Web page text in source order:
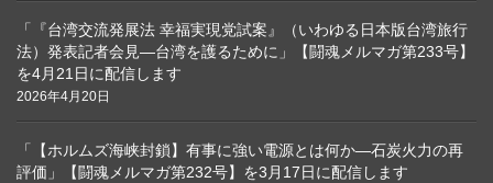
「『台湾交流発展法 幸福実現党試案』（いわゆる日本版台湾旅行
法）発表記者会見―台湾を護るために」【闘魂メルマガ第233号】
を4月21日に配信します
2026年4月20日
「【ホルムズ海峡封鎖】有事に強い電源とは何か―石炭火力の再
評価」【闘魂メルマガ第232号】を3月17日に配信します